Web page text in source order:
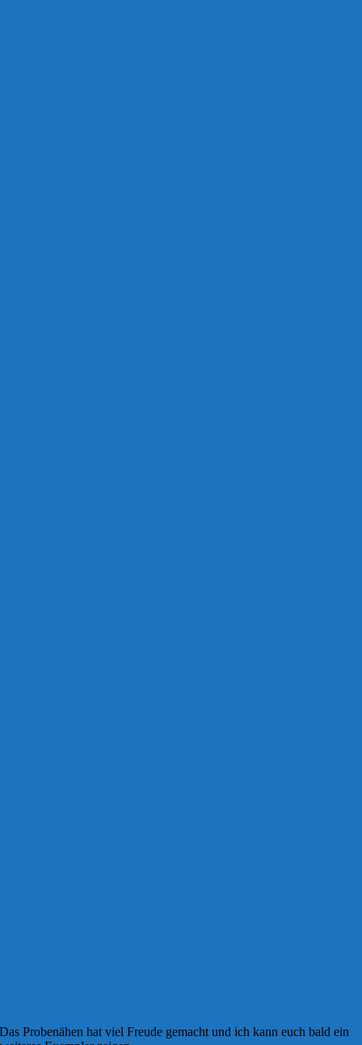
Das Probenähen hat viel Freude gemacht und ich kann euch bald ein